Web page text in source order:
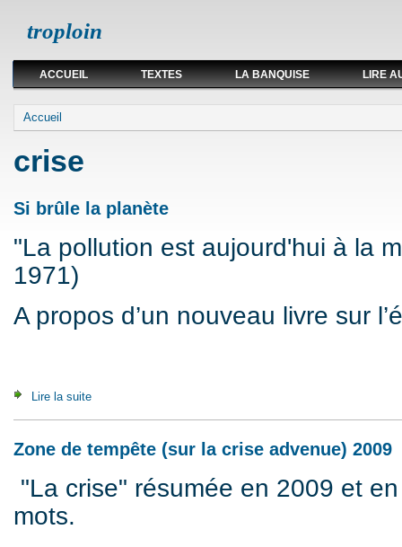
troploin
ACCUEIL TEXTES LA BANQUISE LIRE
Vous êtes ici
Accueil
crise
Si brûle la planète
"La pollution est aujourd'hui à la
1971)
A propos d’un nouveau livre sur
Lire la suite
Zone de tempête (sur la crise advenue) 2009
"La crise" résumée en 2009 et
mots.